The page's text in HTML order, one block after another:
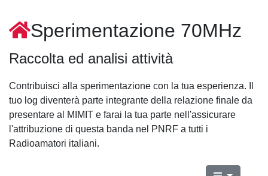
Sperimentazione 70MHz
Raccolta ed analisi attività
Contribuisci alla sperimentazione con la tua esperienza. Il
tuo log diventerà parte integrante della relazione finale da
presentare al MIMIT e farai la tua parte nell'assicurare
l'attribuzione di questa banda nel PNRF a tutti i
Radioamatori italiani.